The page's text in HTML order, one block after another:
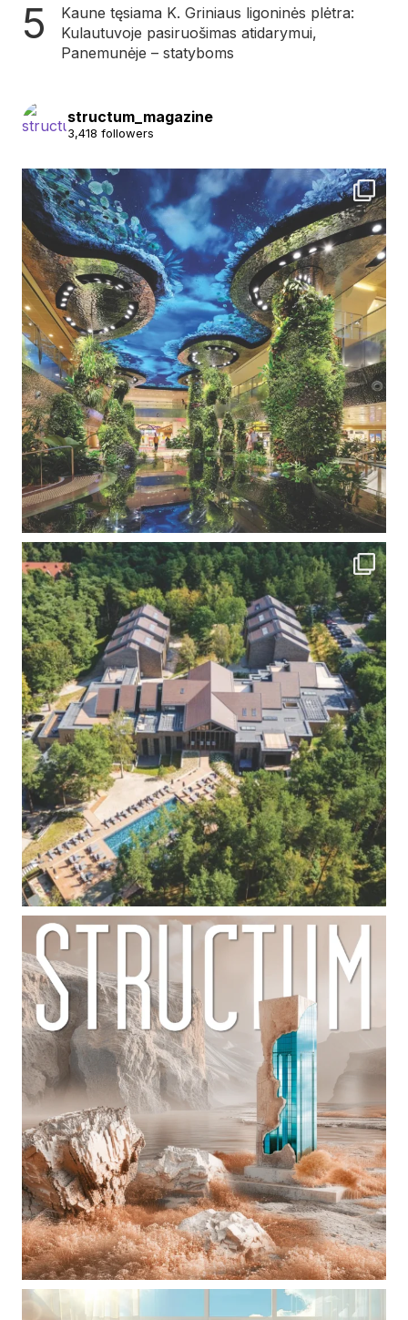
Kaune tęsiama K. Griniaus ligoninės plėtra:
Kulautuvoje pasiruošimas atidarymui,
Panemunėje – statyboms
structum_magazine
3,418 followers